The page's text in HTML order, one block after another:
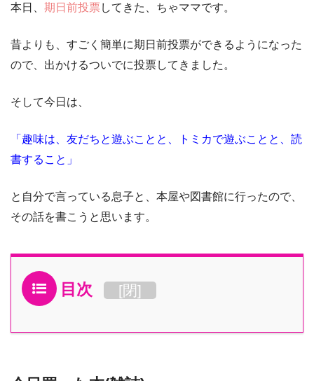
本日、 期日前投票 してきた、ちゃママです。
昔よりも、すごく簡単に期日前投票ができるようになった
ので、出かけるついでに投票してきました。
そして今日は、
「趣味は、友だちと遊ぶことと、トミカで遊ぶことと、 読
書すること」
と自分で言っている息子と、本屋や図書館に行ったので、
その話を書こうと思います。
目次 [閉]